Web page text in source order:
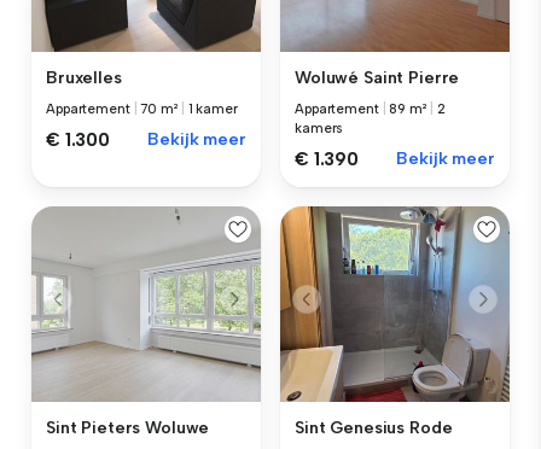
Bruxelles
Appartement |70 m² 1 kamer
€ 1.300 Bekijk meer
Woluwé Saint Pierre
Appartement |89 m²
2
kamers
€ 1.390 Bekijk meer
Sint Pieters Woluwe Sint Genesius Rode